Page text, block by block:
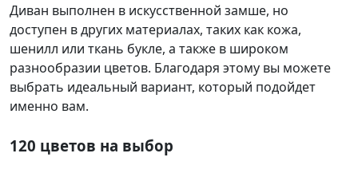
Диван выполнен в искусственной замше, но
доступен в других материалах, таких как кожа,
шенилл или ткань букле, а также в широком
разнообразии цветов. Благодаря этому вы можете
выбрать идеальный вариант, который подойдет
именно вам.
120 цветов на выбор